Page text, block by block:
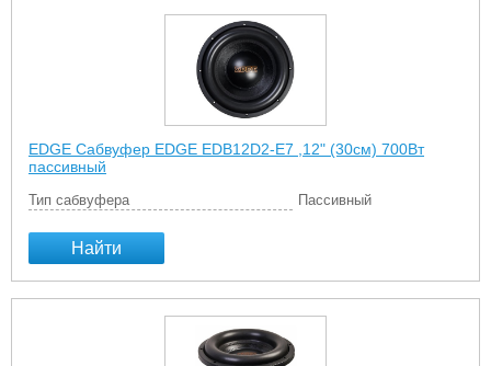
EDGE Сабвуфер EDGE EDB12D2-E7 ,12" (30см) 700Вт
пассивный
Тип сабвуфера Пассивный
Найти